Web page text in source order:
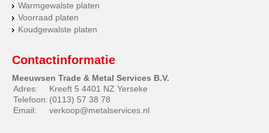
Warmgewalste platen
Voorraad platen
Koudgewalste platen
Contactinformatie
Meeuwsen Trade & Metal Services B.V.
Adres:
Kreeft 5 4401 NZ Yerseke
Telefoon: (0113) 57 38 78
Email:
verkoop@metalservices.nl